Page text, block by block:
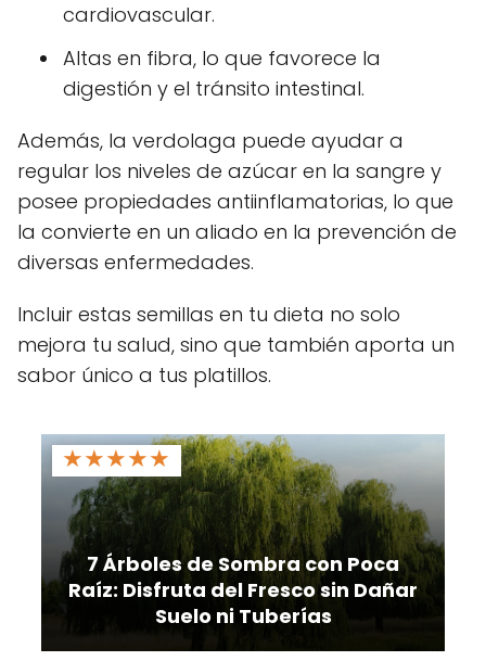
cardiovascular.
Altas en fibra, lo que favorece la
digestión y el tránsito intestinal.
Además, la verdolaga puede ayudar a
regular los niveles de azúcar en la sangre y
posee propiedades antiinflamatorias, lo que
la convierte en un aliado en la prevención de
diversas enfermedades.
Incluir estas semillas en tu dieta no solo
mejora tu salud, sino que también aporta un
sabor único a tus platillos.
★★★★★
7 Árboles de Sombra con Poca
Raíz: Disfruta del Fresco sin Dañar
Suelo ni Tuberías